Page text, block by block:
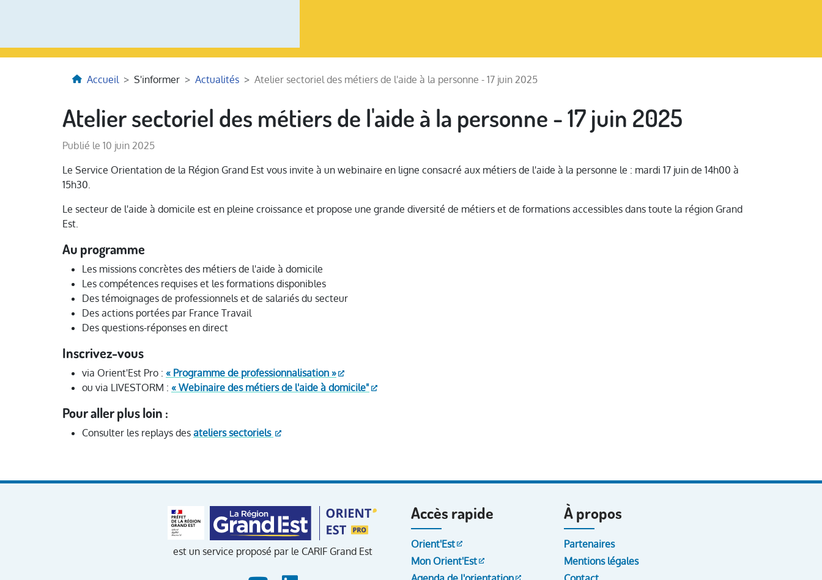
Accueil S'informer Actualités Atelier sectoriel des métiers de l'aide à la personne - 17 juin 2025
Atelier sectoriel des métiers de l'aide à la personne - 17 juin 2025
Publié le 10 juin 2025
Le Service Orientation de la Région Grand Est vous invite à un webinaire en ligne consacré aux métiers de l'aide à la personne le : mardi 17 juin de 14h00 à
15h30.
Le secteur de l'aide à domicile est en pleine croissance et propose une grande diversité de métiers et de formations accessibles dans toute la région Grand
Est.
Au programme
Les missions concrètes des métiers de l'aide à domicile
Les compétences requises et les formations disponibles
Des témoignages de professionnels et de salariés du secteur
Des actions portées par France Travail
Des questions-réponses en direct
Inscrivez-vous
via Orient'Est Pro : « Programme de professionnalisation »
ou via LIVESTORM : « Webinaire des métiers de l'aide à domicile"
Pour aller plus loin :
Consulter les replays des ateliers sectoriels
est un service proposé par le CARIF Grand Est
Accès rapide
Orient'Est
Mon Orient'Est
À propos
Partenaires
Mentions légales